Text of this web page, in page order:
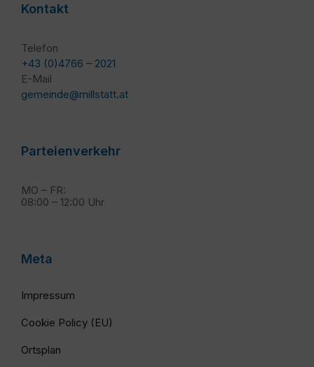
Kontakt
Telefon
+43 (0)4766 – 2021
E-Mail
gemeinde@millstatt.at
Parteienverkehr
MO – FR:
08:00 – 12:00 Uhr
Meta
Impressum
Cookie Policy (EU)
Ortsplan